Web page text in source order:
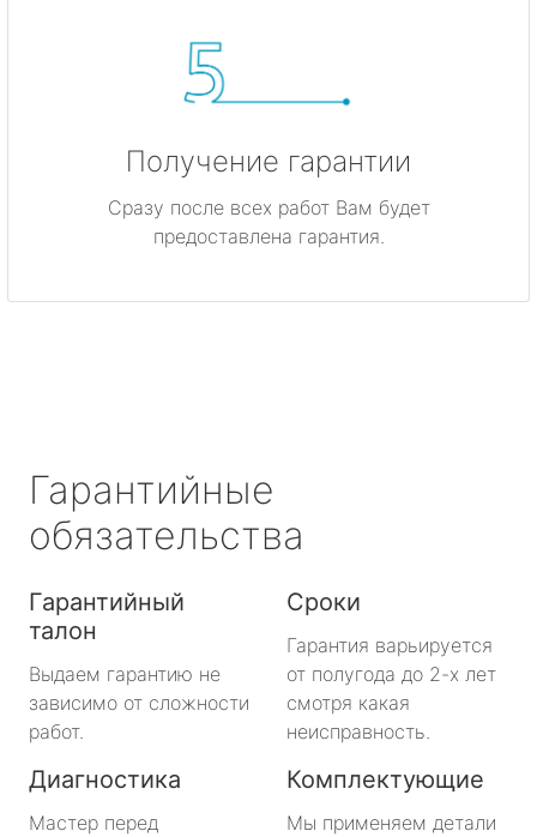
Получение гарантии
Сразу после всех работ Вам будет
предоставлена гарантия.
Гарантийные
обязательства
Гарантийный
талон
Выдаем гарантию не
зависимо от сложности
работ.
Сроки
Гарантия варьируется
от полугода до 2-х лет
смотря какая
неисправность.
Диагностика
Мастер перед
Комплектующие
Мы применяем детали